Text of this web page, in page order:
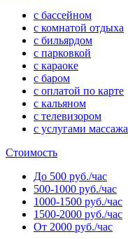
с бассейном
с комнатой отдыха
с бильярдом
с парковкой
с караоке
с баром
с оплатой по карте
с кальяном
с телевизором
с услугами массажа
Стоимость
До 500 руб./час
500-1000 руб./час
1000-1500 руб./час
1500-2000 руб./час
От 2000 руб./час